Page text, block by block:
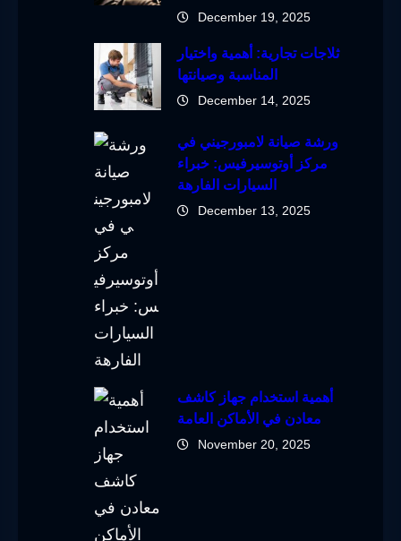
December 19, 2025
ثلاجات تجارية: أهمية واختيار
المناسبة وصيانتها
December 14, 2025
ورشة صيانة لامبورجيني في
مركز أوتوسيرفيس: خبراء
السيارات الفارهة
December 13, 2025
أهمية استخدام جهاز كاشف
معادن في الأماكن العامة
November 20, 2025